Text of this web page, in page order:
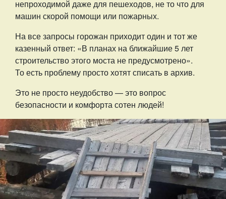
непроходимой даже для пешеходов, не то что для
машин скорой помощи или пожарных.
На все запросы горожан приходит один и тот же
казенный ответ: «В планах на ближайшие 5 лет
строительство этого моста не предусмотрено».
То есть проблему просто хотят списать в архив.
Это не просто неудобство — это вопрос
безопасности и комфорта сотен людей!